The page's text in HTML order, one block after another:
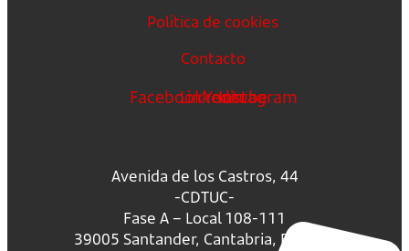
Política de cookies
Contacto
FacebookLinkedin
Youtube
Instagram
Avenida de los Castros, 44
-CDTUC-
Fase A – Local 108-111
39005 Santander, Cantabria, España.